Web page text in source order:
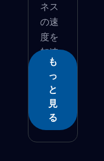
ネス
の速
度を
加速
�...
も
っ
と
見
る